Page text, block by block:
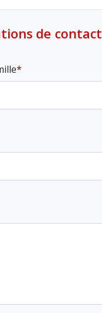
de contact